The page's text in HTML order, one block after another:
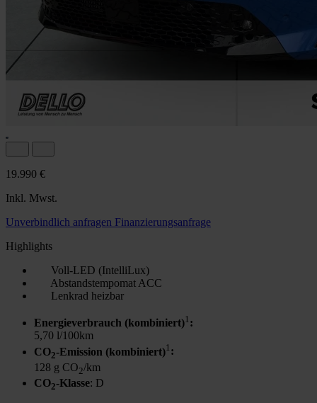
19.990 €
Inkl. Mwst.
Unverbindlich anfragen Finanzierungsanfrage
Highlights
Voll-LED (IntelliLux)
Abstandstempomat ACC
Lenkrad heizbar
Energieverbrauch (kombiniert)1 :
5,70 l/100km
CO2-Emission (kombiniert)1 :
128 g CO2/km
CO2-Klasse: D